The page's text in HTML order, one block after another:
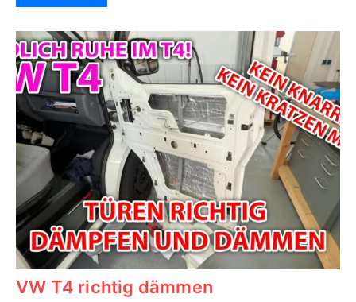
VW T4 richtig dämmen